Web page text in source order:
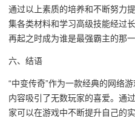
通过以上素质的培养和不断努力
集各类材料和学习高级技能经过
再起之时成为谁是最强霸主的那
六、结语
“中变传奇”作为一款经典的网络
内容吸引了无数玩家的喜爱。通
家可以在游戏中不断提升自己的